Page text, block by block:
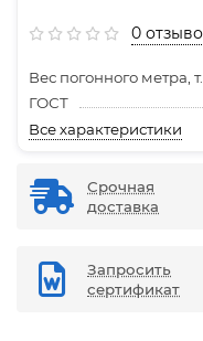
0
Вес погонного метра, т.
ГОСТ
Все характеристики
Срочная
доставка
Запросить
сертификат